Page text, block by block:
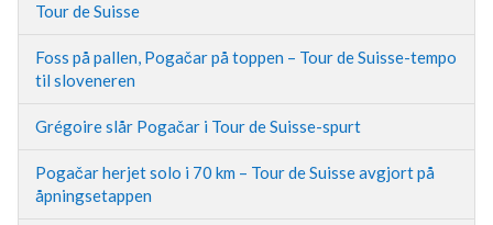
Tour de Suisse
Foss på pallen, Pogačar på toppen – Tour de Suisse-tempo
til sloveneren
Grégoire slår Pogačar i Tour de Suisse-spurt
Pogačar herjet solo i 70 km – Tour de Suisse avgjort på
åpningsetappen